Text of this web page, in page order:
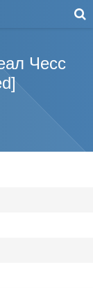
Чесс